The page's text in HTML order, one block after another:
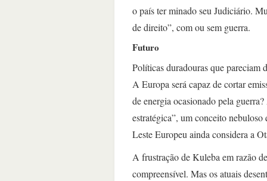
o país ter minado seu Judiciário.
de direito”, com ou sem guerra.
Futuro
Políticas duradouras que pareciam
A Europa será capaz de cortar
de energia ocasionado pela
estratégica”, um conceito
Leste Europeu ainda considera a
A frustração de Kuleba em razão
compreensível. Mas os atuais